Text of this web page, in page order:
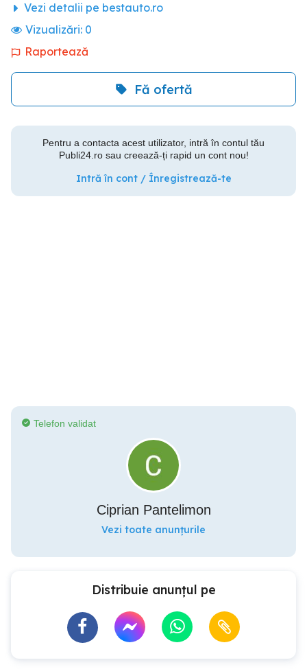
Vezi detalii pe bestauto.ro
Vizualizări: 0
Raportează
Fă ofertă
Pentru a contacta acest utilizator, intră în contul tău
Publi24.ro sau creează-ți rapid un cont nou!
Intră în cont / Înregistrează-te
Telefon validat
Ciprian Pantelimon
Vezi toate anunțurile
Distribuie anunțul pe